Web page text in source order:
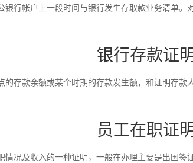
行帐户上一段时间与银行发生存取款业务清单
银行存款证明
存款余额或某个时期的存款发生额，和证明存
员工在职证明
况及收入的一种证明，一般在办理主要是出国